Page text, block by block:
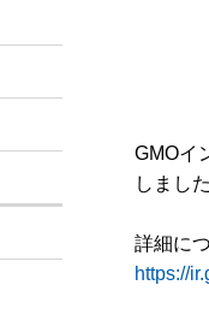
GMOイ
しました
詳細に
https://